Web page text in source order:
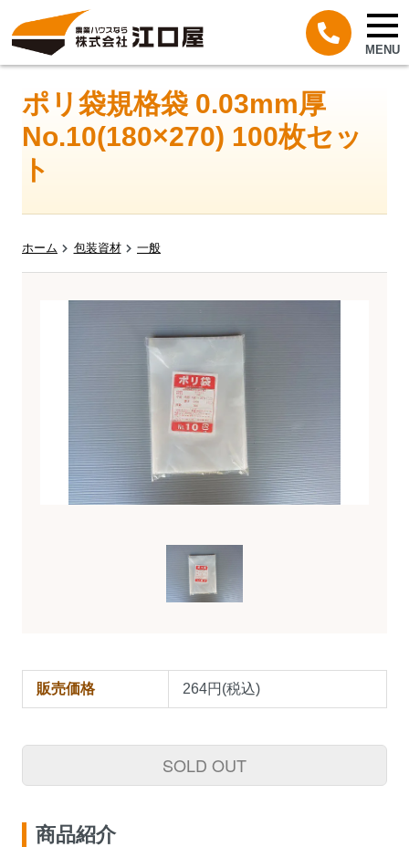
MENU
ポリ袋規格袋 0.03mm厚
No.10(180×270) 100枚セッ
ト
ホーム 包装資材 一般
販売価格 264円(税込)
SOLD OUT
商品紹介